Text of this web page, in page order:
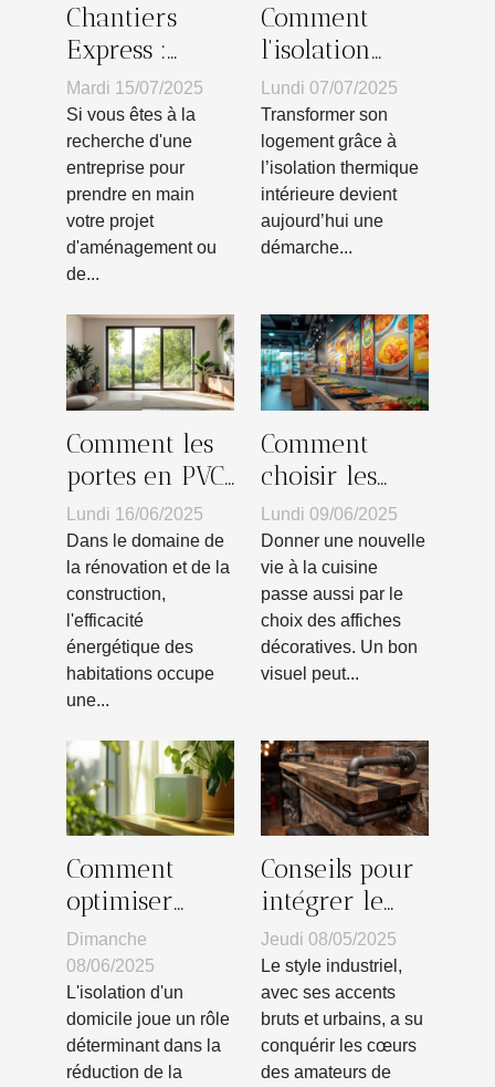
Chantiers
Express :
poseur de
salle de bain
adhérent à la
CAPEB !
Mardi 15/07/2025
Si vous êtes à la
recherche d'une
entreprise pour
prendre en main
votre projet
d'aménagement ou
de...
Comment
l'isolation
thermique
intérieure
transforme
votre habitat ?
Lundi 07/07/2025
Transformer son
logement grâce à
l’isolation thermique
intérieure devient
aujourd’hui une
démarche...
Comment les
portes en PVC
vitrée
contribuent à
l'efficacité
énergétique
des maisons
Lundi 16/06/2025
Dans le domaine de
la rénovation et de la
construction,
l'efficacité
énergétique des
habitations occupe
une...
Comment
choisir les
meilleures
affiches pour
dynamiser
votre cuisine
Lundi 09/06/2025
Donner une nouvelle
vie à la cuisine
passe aussi par le
choix des affiches
décoratives. Un bon
visuel peut...
Comment
optimiser
l'isolation de
votre domicile
pour plus
d'efficacité
énergétique
Dimanche
08/06/2025
L'isolation d'un
domicile joue un rôle
déterminant dans la
réduction de la
Conseils pour
intégrer le
style
industriel
dans des
espaces
restreints
Jeudi 08/05/2025
Le style industriel,
avec ses accents
bruts et urbains, a su
conquérir les cœurs
des amateurs de